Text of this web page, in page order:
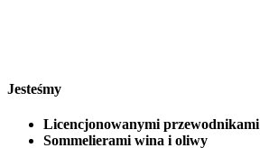
Jesteśmy
Licencjonowanymi przewodnikami
Sommelierami wina i oliwy